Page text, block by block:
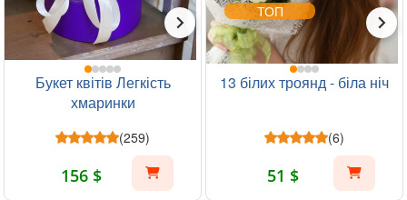
Букет квітів Легкість
хмаринки
(259)
156 $
ТОП
13 білих троянд - біла ніч
(6)
51 $